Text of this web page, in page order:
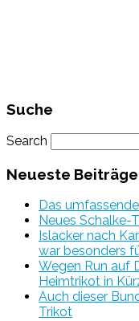
Suche
Search
Neueste Beiträge
Das
Neues
Islacker nach
war besonders
Wegen Run auf
Heimtrikot in
Auch dieser
Trikot